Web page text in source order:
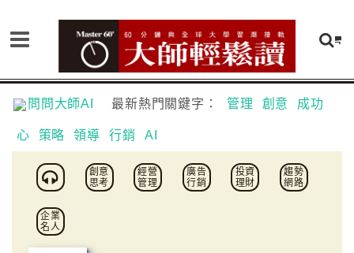
問問大師AI 最新熱門關鍵字： 管理 創意 成功
心 策略 領導 行銷 AI
創意
思考
經營
管理
廣告
行銷
投資
理財
趨勢
網路
企業
名人